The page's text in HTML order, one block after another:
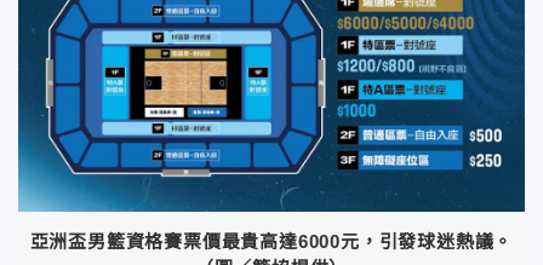
亞洲盃男籃資格賽票價最貴高達6000元，引發球迷熱議。